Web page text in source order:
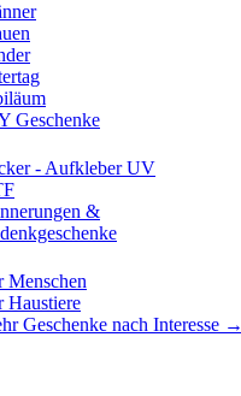
Geschenke
- Aufkleber UV
&
Menschen
Haustiere
Geschenke nach Interesse →